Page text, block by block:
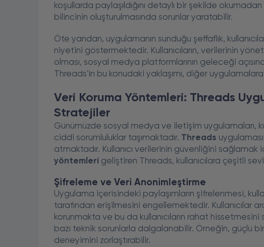
koşullarda paylaşıldığını detaylı bir şekilde
bilincinin oluşturulmasında sorunlar yaratabilir.
Öte yandan, uygulamanın sunduğu şeffaflık,
niyetini göstermektedir. Kullanıcıların, verilerinin
olması, sosyal medya platformlarının geleceği
Threads'in bu konudaki yaklaşımı, diğer
Veri Koruma Yöntemleri: Threads
Stratejiler
Günümüzde sosyal medya ve iletişim uygulamaları,
ciddi sorumluluklar taşımaktadır. Threads
atmaktadır. Kullanıcı verilerinin güvenliğini sağlamak
yöntemleri geliştiren Threads, kullanıcılara çeşitli
Şifreleme ve Veri Anonimleştirme
Uygulama içerisindeki paylaşımların şifrelenmesi,
tarafından erişilmesini engellemektedir. Kullanıcılar
korunmakta ve bu da kullanıcıların rahat
bazı teknik sorunlarla dalgalanabilir. Örneğin, güçlü bir
deneyimini zorlaştırabilir.